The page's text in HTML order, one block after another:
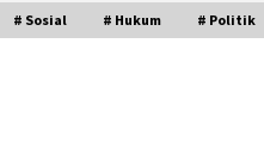
# Sosial # Hukum # Politik